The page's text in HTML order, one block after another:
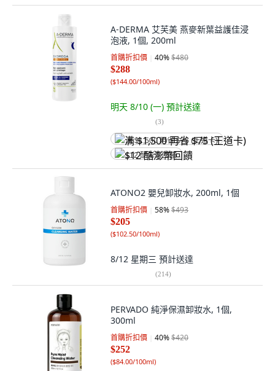
A-DERMA 艾芙美 燕麥新葉益護佳浸
泡液, 1個, 200ml
首購折扣價 40%$480
$288
($144.00/100ml)
明天 8/10 (一) 預計送達
(3)
满 $1,500 再省 $75 (王道卡)
$12 酷澎幣回饋
ATONO2 嬰兒卸妝水, 200ml, 1個
首購折扣價 58%$493
$205
($102.50/100ml)
8/12 星期三 預計送達
(214)
PERVADO 純淨保濕卸妝水, 1個,
300ml
首購折扣價 40%$420
$252
($84.00/100ml)